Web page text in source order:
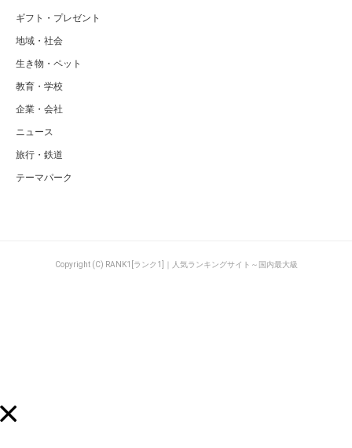
ギフト・プレゼント
地域・社会
生き物・ペット
教育・学校
企業・会社
ニュース
旅行・鉄道
テーマパーク
Copyright (C) RANK1[ランク1]｜人気ランキングサイト～国内最大級